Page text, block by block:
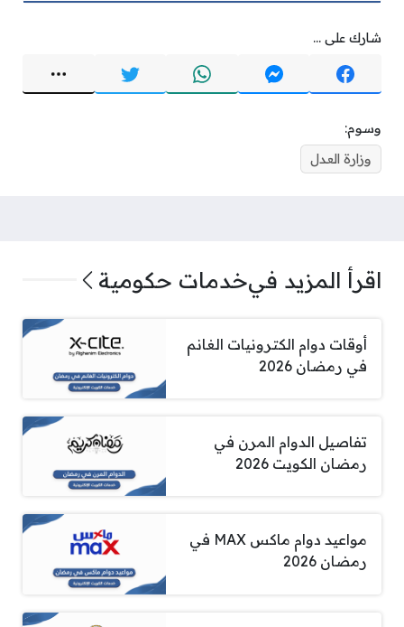
شارك على ...
وسوم:
وزارة العدل
اقرأ المزيد فيخدمات حكومية
أوقات دوام الكترونيات الغانم
في رمضان 2026
تفاصيل الدوام المرن في
رمضان الكويت 2026
مواعيد دوام ماكس MAX في
رمضان 2026